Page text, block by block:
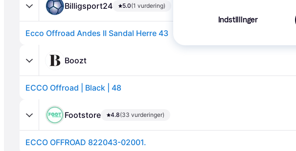
Billigsport24 5.0(1 vurdering)
Ecco Offroad Andes II Sandal Herre 43
Boozt
ECCO Offroad | Black | 48
Footstore 4.8(33 vurderinger)
ECCO OFFROAD 822043-02001.
Indstillinger